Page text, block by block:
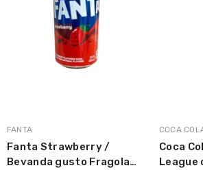
MARCA:
FANTA
Fanta Strawberry /
Bevanda gusto Fragola
MARCA:
COCA
Coca
League